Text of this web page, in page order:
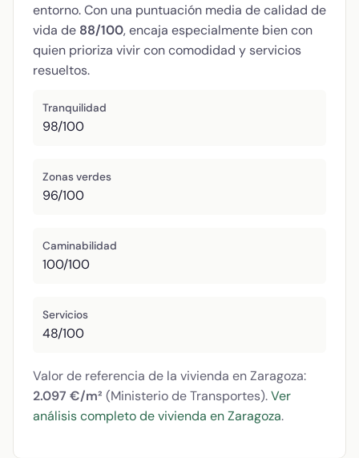
entorno. Con una puntuación media de calidad de
vida de 88/100, encaja especialmente bien con
quien prioriza vivir con comodidad y servicios
resueltos.
Tranquilidad
98/100
Zonas verdes
96/100
Caminabilidad
100/100
Servicios
48/100
Valor de referencia de la vivienda en Zaragoza:
2.097 €/m² (Ministerio de Transportes).Ver
análisis completo de vivienda en Zaragoza.